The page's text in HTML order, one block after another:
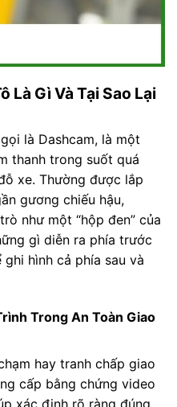
Là Gì Và Tại Sao Lại
là Dashcam, là một
thanh trong suốt quá
xe. Thường được lắp
gương chiếu hậu,
như một “hộp đen” của
gì diễn ra phía trước
hình cả phía sau và
Trong An Toàn Giao
hay tranh chấp giao
cấp bằng chứng video